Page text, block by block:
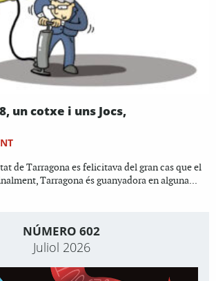
un cotxe i uns Jocs,
de Tarragona es felicitava del gran cas que el
Tarragona és guanyadora en alguna...
NÚMERO 602
Juliol 2026